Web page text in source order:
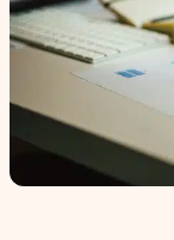
Infliacija
Migracija
Redakcija
Apie mus